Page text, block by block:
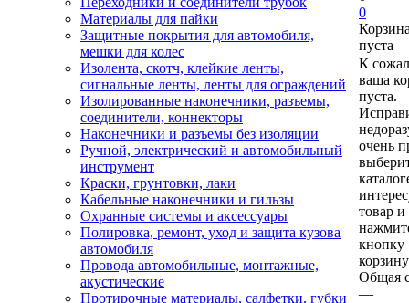
Материалы для пайки
Защитные покрытия для автомобиля,
мешки для колес
Изолента, скотч, клейкие ленты,
сигнальные ленты, ленты для ограждений
Изолированные наконечники, разъемы,
соединители, коннекторы
Наконечники и разъемы без изоляции
Ручной, электрический и автомобильный
инструмент
Краски, грунтовки, лаки
Кабельные наконечники и гильзы
Охранные системы и аксессуары
Полировка, ремонт, уход и защита кузова
автомобиля
Провода автомобильные, монтажные,
акустические
Протирочные материалы, салфетки, губки
0
пуста
К
ваша
пуста.
очень
товар и
кнопку
Общая
—